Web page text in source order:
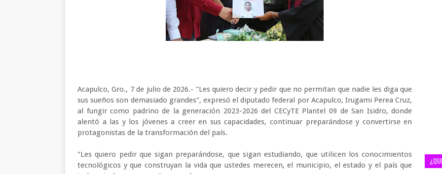
Acapulco, Gro., 7 de julio de 2026.- "Les quiero decir y pedir que no permitan que nadie les diga que
sus sueños son demasiado grandes", expresó el diputado federal por Acapulco, Irugami Perea Cruz,
al fungir como padrino de la generación 2023-2026 del CECyTE Plantel 09 de San Isidro, donde
alentó a las y los jóvenes a creer en sus capacidades, continuar preparándose y convertirse en
protagonistas de la transformación del país.
"Les quiero pedir que sigan preparándose, que sigan estudiando, que utilicen los conocimientos
tecnológicos y que construyan la vida que ustedes merecen, el municipio, el estado y el país que